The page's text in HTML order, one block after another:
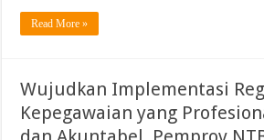
Read More »
Wujudkan Implementasi
Kepegawaian yang